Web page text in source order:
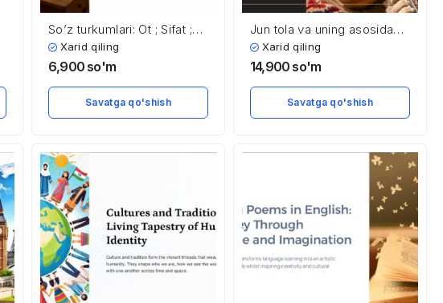
So’z turkumlari: Ot ; Sifat ;
Son ; Fe’l.Lug’at boyligi
qo’shimcha so’zlar yodlash
Xarid qiling
6,900 so'm
Savatga qo'shish
Jun tola va uning asosidagi
materiallarni tabiiy
bo‘yovchi moddalar bilan
Xarid qiling
14,900 so'm
Savatga qo'shish